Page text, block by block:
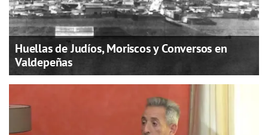
Huellas de Judíos, Moriscos y Conversos en
Valdepeñas